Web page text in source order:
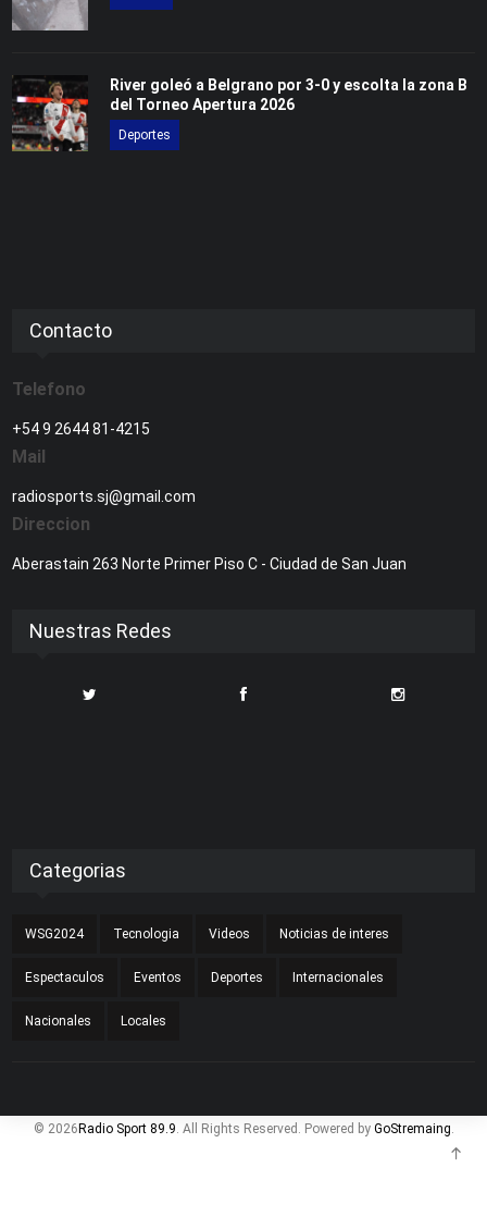
River goleó a Belgrano por 3-0 y escolta la zona B
del Torneo Apertura 2026
Deportes
Contacto
Telefono
+54 9 2644 81-4215
Mail
radiosports.sj@gmail.com
Direccion
Aberastain 263 Norte Primer Piso C - Ciudad de San Juan
Nuestras Redes
Categorias
WSG2024 Tecnologia Videos Noticias de interes
Espectaculos Eventos Deportes Internacionales
Nacionales Locales
© 2026 Radio Sport 89.9. All Rights Reserved. Powered by GoStremaing.